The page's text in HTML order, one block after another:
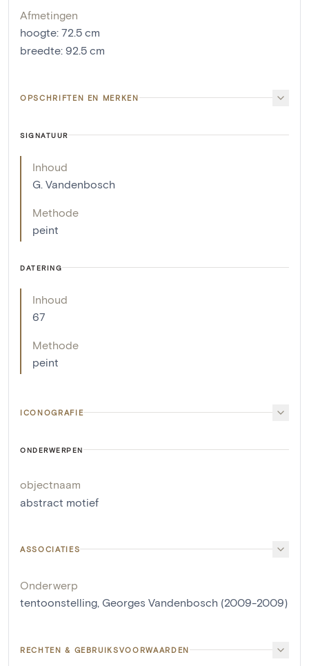
Afmetingen
hoogte: 72.5 cm
breedte: 92.5 cm
OPSCHRIFTEN EN MERKEN
SIGNATUUR
Inhoud
G. Vandenbosch
Methode
peint
DATERING
Inhoud
67
Methode
peint
ICONOGRAFIE
ONDERWERPEN
objectnaam
abstract motief
ASSOCIATIES
Onderwerp
tentoonstelling, Georges Vandenbosch (2009-2009)
RECHTEN & GEBRUIKSVOORWAARDEN